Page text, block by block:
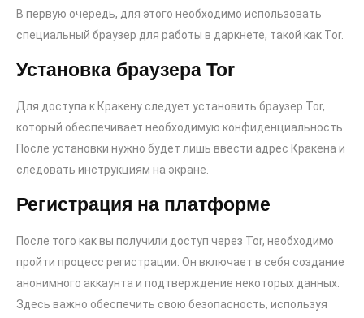
В первую очередь, для этого необходимо использовать
специальный браузер для работы в даркнете, такой как Tor.
Установка браузера Tor
Для доступа к Кракену следует установить браузер Tor,
который обеспечивает необходимую конфиденциальность.
После установки нужно будет лишь ввести адрес Кракена и
следовать инструкциям на экране.
Регистрация на платформе
После того как вы получили доступ через Tor, необходимо
пройти процесс регистрации. Он включает в себя создание
анонимного аккаунта и подтверждение некоторых данных.
Здесь важно обеспечить свою безопасность, используя